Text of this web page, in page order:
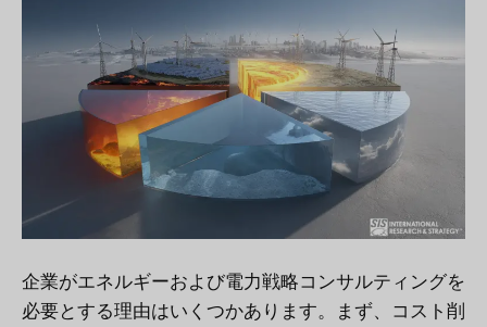
企業がエネルギーおよび電力戦略コンサルティングを
必要とする理由はいくつかあります。まず、コスト削